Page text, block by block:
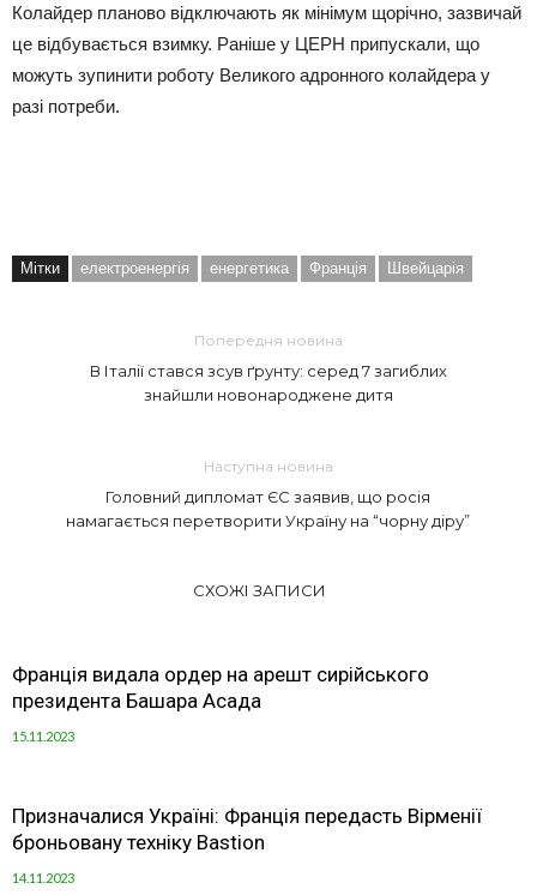
Колайдер планово відключають як мінімум щорічно, зазвичай
це відбувається взимку. Раніше у ЦЕРН припускали, що
можуть зупинити роботу Великого адронного колайдера у
разі потреби.
Мітки електроенергія енергетика Франція Швейцарія
Попередня новина
В Італії стався зсув ґрунту: серед 7 загиблих
знайшли новонароджене дитя
Наступна новина
Головний дипломат ЄС заявив, що росія
намагається перетворити Україну на “чорну діру”
СХОЖІ ЗАПИСИ
Франція видала ордер на арешт сирійського
президента Башара Асада
15.11.2023
Призначалися Україні: Франція передасть Вірменії
броньовану техніку Bastion
14.11.2023